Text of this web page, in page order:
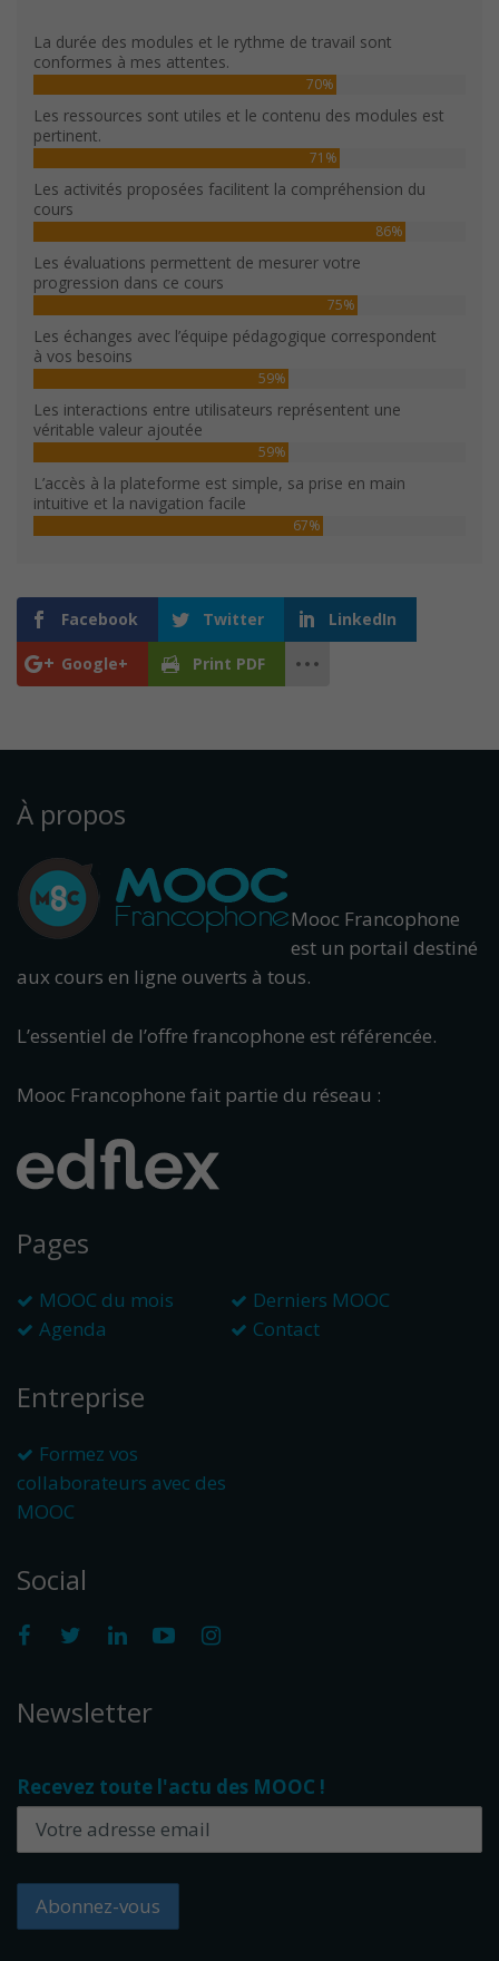
La durée des modules et le rythme de travail sont
conformes à mes attentes.
70%
Les ressources sont utiles et le contenu des modules est
pertinent.
71%
Les activités proposées facilitent la compréhension du
cours
86%
Les évaluations permettent de mesurer votre
progression dans ce cours
75%
Les échanges avec l’équipe pédagogique correspondent
à vos besoins
59%
Les interactions entre utilisateurs représentent une
véritable valeur ajoutée
59%
L’accès à la plateforme est simple, sa prise en main
intuitive et la navigation facile
67%
Facebook Twitter LinkedIn
Google+ Print PDF
À propos
Mooc Francophone
est un portail destiné
aux cours en ligne ouverts à tous.
L’essentiel de l’offre francophone est référencée.
Mooc Francophone fait partie du réseau :
Pages
MOOC du mois
Derniers MOOC
Agenda
Contact
Entreprise
Formez vos
collaborateurs avec des
MOOC
Social
Newsletter
Recevez toute l'actu des MOOC !